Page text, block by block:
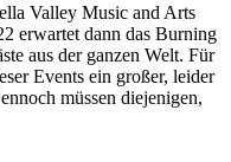
Valley Music and Arts
erwartet dann das Burning
aus der ganzen Welt. Für
Events ein großer, leider
müssen diejenigen,